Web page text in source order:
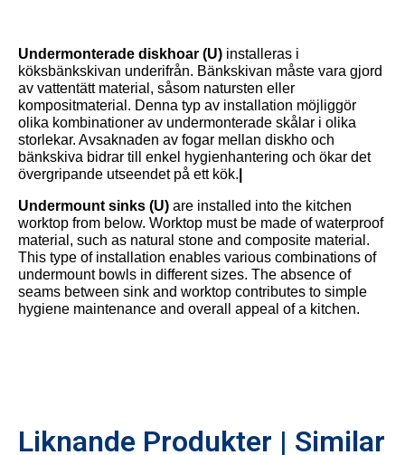
Undermonterade diskhoar (U) installeras i
köksbänkskivan underifrån. Bänkskivan måste vara gjord
av vattentätt material, såsom natursten eller
kompositmaterial. Denna typ av installation möjliggör
olika kombinationer av undermonterade skålar i olika
storlekar. Avsaknaden av fogar mellan diskho och
bänkskiva bidrar till enkel hygienhantering och ökar det
övergripande utseendet på ett kök.
Undermount sinks (U) are installed into the kitchen
worktop from below. Worktop must be made of waterproof
material, such as natural stone and composite material.
This type of installation enables various combinations of
undermount bowls in different sizes. The absence of
seams between sink and worktop contributes to simple
hygiene maintenance and overall appeal of a kitchen.
Liknande Produkter | Similar